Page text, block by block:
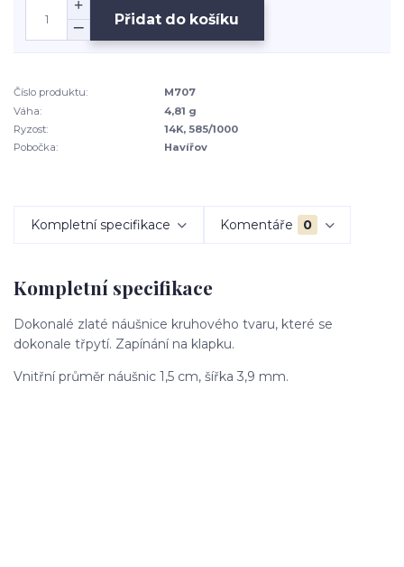
Přidat do košíku
Číslo produktu:
M707
Váha:
4,81 g
Ryzost:
14K, 585/1000
Pobočka:
Havířov
Kompletní specifikace Komentáře 0
Kompletní specifikace
Dokonalé zlaté náušnice kruhového tvaru, které se
dokonale třpytí. Zapínání na klapku.
Vnitřní průměr náušnic 1,5 cm, šířka 3,9 mm.